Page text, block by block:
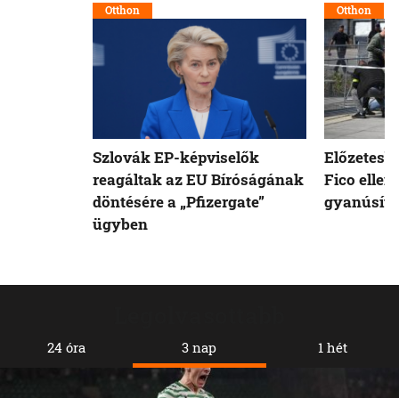
24 óra 3 nap 1 hét
Otthon
Szlovák EP-képviselők
reagáltak az EU Bíróságának
döntésére a „Pfizergate”
ügyben
Otthon
Fico